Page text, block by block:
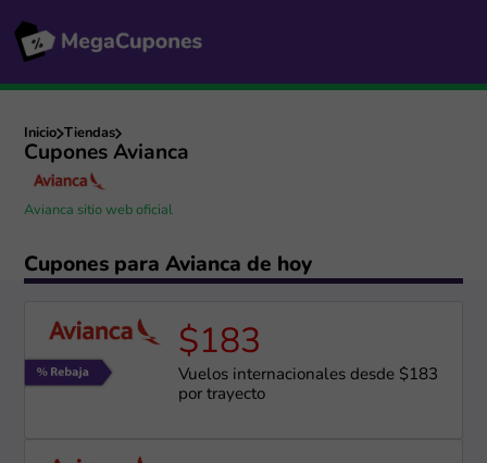
Inicio Tiendas
Cupones Avianca
Avianca sitio web oficial
Cupones para Avianca de hoy
$183
Vuelos internacionales desde $183
por trayecto